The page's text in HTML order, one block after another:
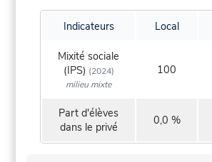
Indicateurs Local
Mixité sociale
(IPS) (2024)
milieu mixte
100
Part d'élèves
dans le privé
0,0 %